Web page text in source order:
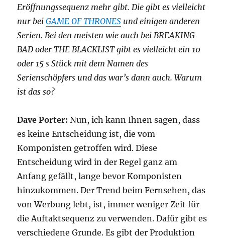
Eröffnungssequenz mehr gibt. Die gibt es vielleicht
nur beiGAME OF THRONES und einigen anderen
Serien. Bei den meisten wie auch bei BREAKING
BAD oder THE BLACKLIST gibt es vielleicht ein 10
oder 15 s Stück mit dem Namen des
Serienschöpfers und das war’s dann auch. Warum
ist das so?
Dave Porter: Nun, ich kann Ihnen sagen, dass
es keine Entscheidung ist, die vom
Komponisten getroffen wird. Diese
Entscheidung wird in der Regel ganz am
Anfang gefällt, lange bevor Komponisten
hinzukommen. Der Trend beim Fernsehen, das
von Werbung lebt, ist, immer weniger Zeit für
die Auftaktsequenz zu verwenden. Dafür gibt es
verschiedene Grunde. Es gibt der Produktion